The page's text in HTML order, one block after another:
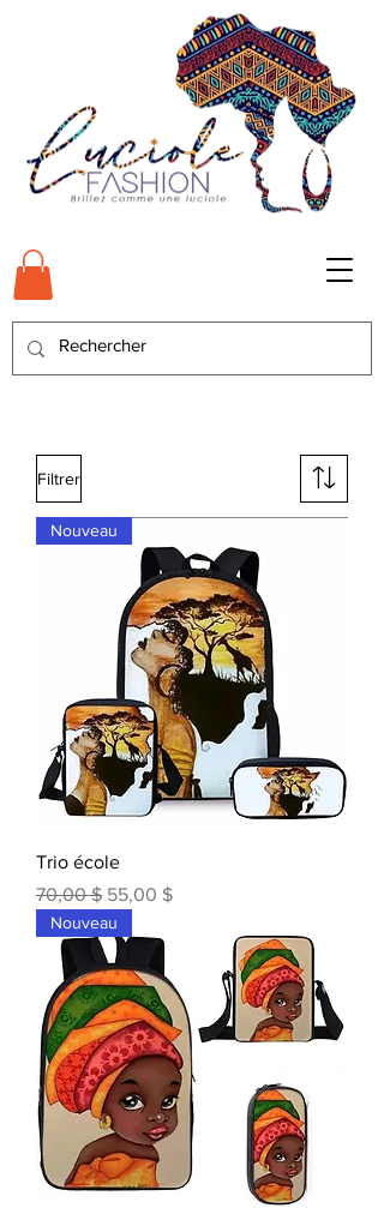
Filtrer
Nouveau
Trio école
Prix original
70,00 $ Prix promotionnel
55,00 $
Nouveau